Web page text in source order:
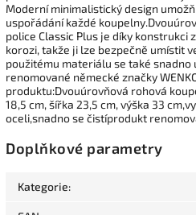
Moderní minimalistický design
uspořádání každé
police Classic Plus je díky konstrukci
korozi, takže ji lze bezpečně umístit
použitému materiálu se také
renomované německé značky
produktu:Dvouúrovňová rohová
18,5 cm, šířka 23,5 cm, výška 33
oceli,snadno se čistíprodukt
Doplňkové parametry
Kategorie: